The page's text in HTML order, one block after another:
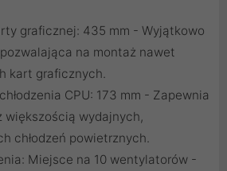
graficznej: 435 mm - Wyjątkowo
na montaż nawet
kart graficznych.
CPU: 173 mm - Zapewnia
większością wydajnych,
chłodzeń powietrznych.
Miejsce na 10 wentylatorów -